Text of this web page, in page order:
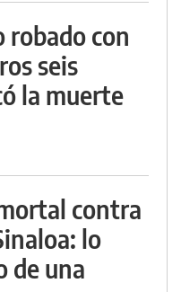
robado con
seis
la muerte
contra
lo
de una